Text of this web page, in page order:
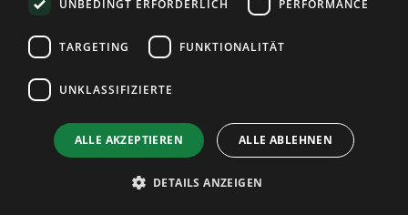
UNBEDINGT ERFORDERLICH PERFORMANCE
TARGETING FUNKTIONALITÄT
UNKLASSIFIZIERTE
ALLE AKZEPTIEREN ALLE ABLEHNEN
DETAILS ANZEIGEN